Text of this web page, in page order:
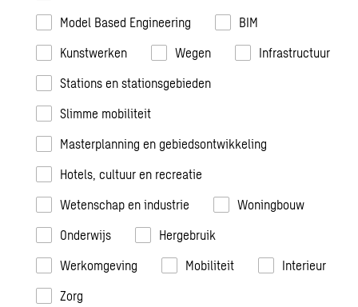
Model Based Engineering
BIM
Kunstwerken
Wegen
Infrastructuur
Stations en stationsgebieden
Slimme mobiliteit
Masterplanning en gebiedsontwikkeling
Hotels, cultuur en recreatie
Wetenschap en industrie
Woningbouw
Onderwijs
Hergebruik
Werkomgeving
Mobiliteit
Interieur
Zorg